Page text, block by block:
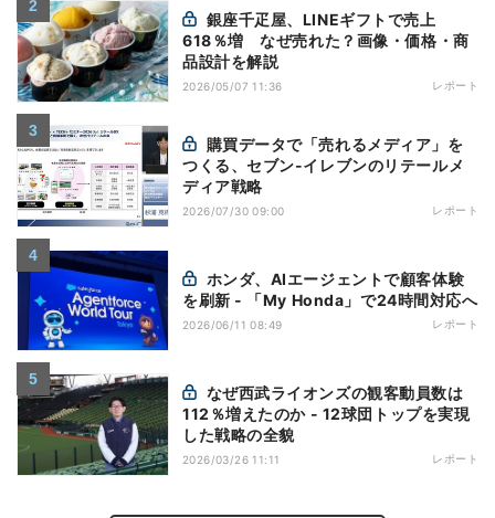
618％増 なぜ売れた？画像・価格・商
品設計を解説
2026/05/07 11:36 レポート
つくる、セブン-イレブンのリテールメ
ディア戦略
2026/07/30 09:00 レポート
を刷新 - 「My Honda」で24時間対応へ
2026/06/11 08:49 レポート
112％増えたのか - 12球団トップを実現
した戦略の全貌
2026/03/26 11:11 レポート